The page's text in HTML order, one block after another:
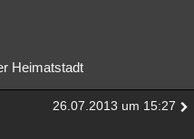
Heimatstadt
26.07.2013 um 15:27